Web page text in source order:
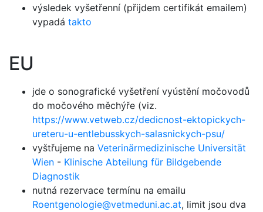
výsledek vyšetřenní (přijdem certifikát emailem)
vypadá takto
EU
jde o sonografické vyšetření vyústění močovodů
do močového měchýře (viz.
https://www.vetweb.cz/dedicnost-ektopickych-
ureteru-u-entlebusskych-salasnickych-psu/
vyštřujeme na Veterinärmedizinische Universität
Wien - Klinische Abteilung für Bildgebende
Diagnostik
nutná rezervace termínu na emailu
Roentgenologie@vetmeduni.ac.at, limit jsou dva